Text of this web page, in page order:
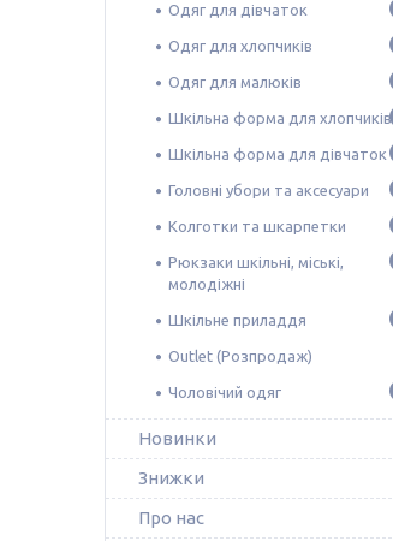
Одяг для дівчаток
Одяг для хлопчиків
Одяг для малюків
Шкільна форма для хлопчиків
Шкільна форма для дівчаток
Головні убори та аксесуари
Колготки та шкарпетки
Рюкзаки шкільні, міські,
молодіжні
Шкільне приладдя
Outlet (Розпродаж)
Чоловічий одяг
Новинки
Знижки
Про нас